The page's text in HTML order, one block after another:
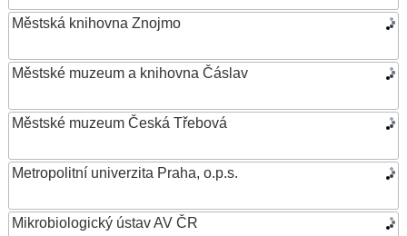
Městská knihovna Znojmo
Městské muzeum a knihovna Čáslav
Městské muzeum Česká Třebová
Metropolitní univerzita Praha, o.p.s.
Mikrobiologický ústav AV ČR